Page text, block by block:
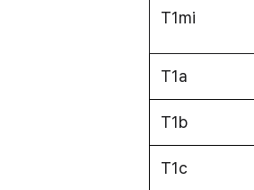
T1mi
T1a
T1b
T1c